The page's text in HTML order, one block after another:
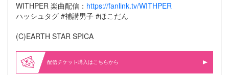
WITHPER 楽曲配信： https://fanlink.tv/WITHPER
ハッシュタグ #補講男子 #ほこだん
(C)EARTH STAR SPICA
配信 購入はこちらから